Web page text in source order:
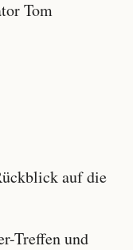
Tom
auf die
Treffen und